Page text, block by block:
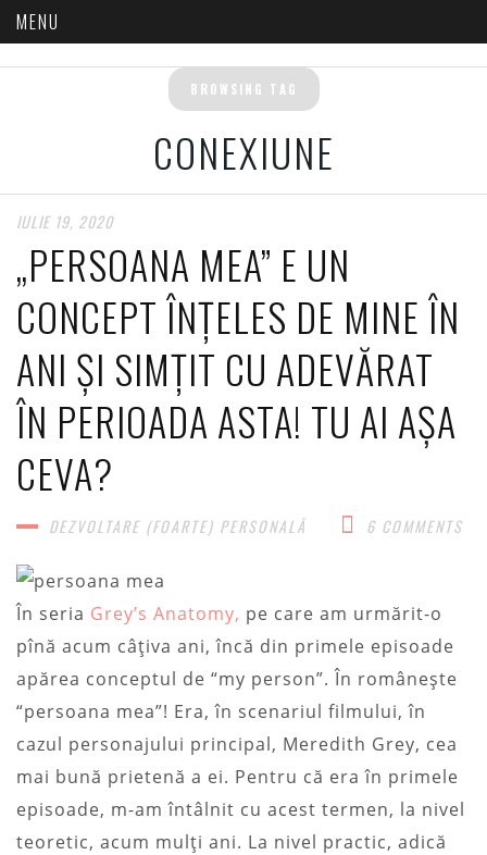
BROWSING TAG
CONEXIUNE
IULIE 19, 2020
„PERSOANA MEA” E UN
CONCEPT ÎNȚELES DE MINE ÎN
ANI ȘI SIMȚIT CU ADEVĂRAT
ÎN PERIOADA ASTA! TU AI AȘA
CEVA?
DEZVOLTARE (FOARTE) PERSONALĂ​ 6 COMMENTS
În seria Grey’s Anatomy, pe care am urmărit-o
pînă acum câțiva ani, încă din primele episoade
apărea conceptul de “my person”. În românește
“persoana mea”! Era, în scenariul filmului, în
cazul personajului principal, Meredith Grey, cea
mai bună prietenă a ei. Pentru că era în primele
episoade, m-am întâlnit cu acest termen, la nivel
teoretic, acum mulți ani. La nivel practic, adică